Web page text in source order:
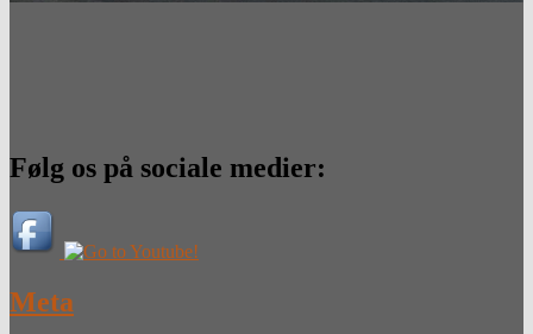
Følg os på sociale medier:
Meta